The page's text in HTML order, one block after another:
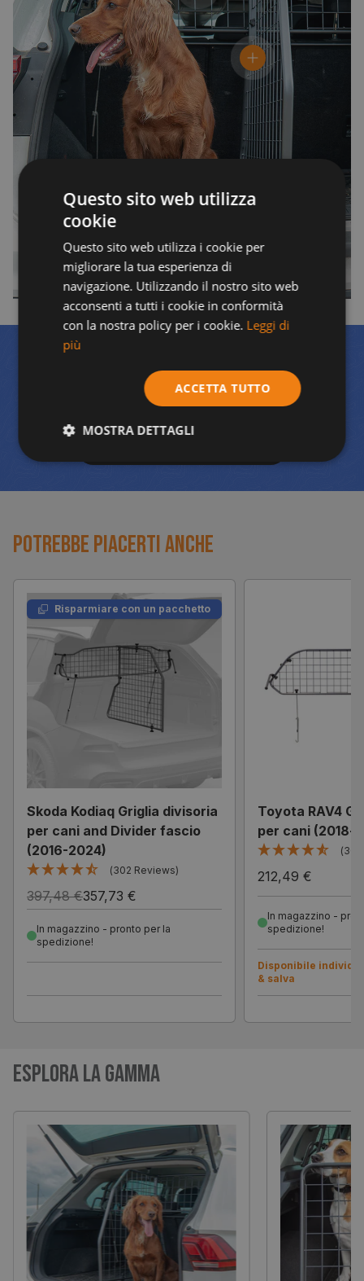
Risparmia fino al 10%
Fuori dal tuo ordine quando
acquisti uno dei nostri pacchetti di Travall.
Potrebbe piacerti anche
Risparmiare con un pacchetto
Skoda Kodiaq Griglia divisoria
per cani and Divider fascio
(2016-2024)
(302 Reviews)
397,48 €357,73 €
In magazzino - pronto per la
spedizione!
Toyota RAV4
per cani (2018-
212,49 €
In magazzino -
spedizione!
Disponibile
& salva
Esplora la gamma
Questo sito web utilizza
cookie
Questo sito web utilizza i cookie per
migliorare la tua esperienza di
navigazione. Utilizzando il nostro sito web
acconsenti a tutti i cookie in conformità
con la nostra policy per i cookie. Leggi di
più
ACCETTA TUTTO
MOSTRA DETTAGLI